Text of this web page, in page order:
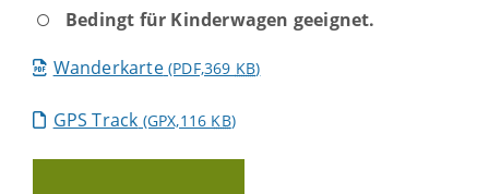
Bedingt für Kinderwagen geeignet.
Wanderkarte(PDF,369 KB)
GPS Track (GPX,116 KB)